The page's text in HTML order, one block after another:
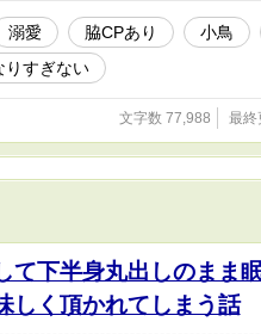
を入れています。 ⭐︎R18には＊を付
溺愛 脇CPあり 小鳥
りすぎない
文字数 77,988 最終
て下半身丸出しのまま
しく頂かれてしまう話